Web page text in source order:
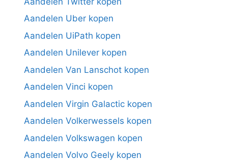
Aandelen Uber kopen
Aandelen UiPath kopen
Aandelen Unilever kopen
Aandelen Van Lanschot kopen
Aandelen Vinci kopen
Aandelen Virgin Galactic kopen
Aandelen Volkerwessels kopen
Aandelen Volkswagen kopen
Aandelen Volvo Geely kopen